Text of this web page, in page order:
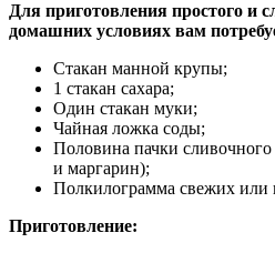
Для приготовления простого и
домашних условиях вам
Стакан манной крупы;
1 стакан сахара;
Один стакан муки;
Чайная ложка соды;
Половина пачки
и маргарин);
Полкилограмма свежих или
Приготовление: